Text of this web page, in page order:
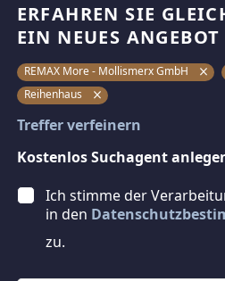
ERFAHREN SIE
EIN NEUES
REMAX More - Mollismerx GmbH
Reihenhaus
Treffer verfeinern
Kostenlos Suchagent
Ich stimme der
in den
zu.